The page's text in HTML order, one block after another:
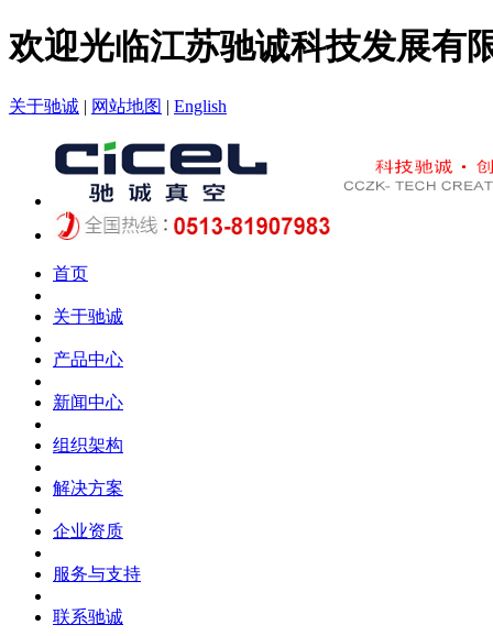
欢迎光临江苏驰诚科技发展有
关于驰诚 | 网站地图 | English
首页
关于驰诚
产品中心
新闻中心
组织架构
解决方案
企业资质
服务与支持
联系驰诚